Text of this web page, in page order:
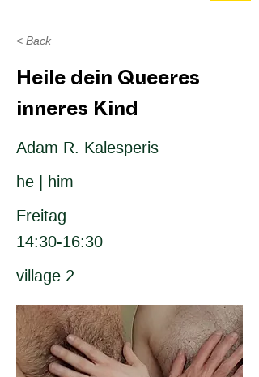
< Back
Heile dein Queeres
inneres Kind
Adam R. Kalesperis
he | him
Freitag
14:30-16:30
village 2